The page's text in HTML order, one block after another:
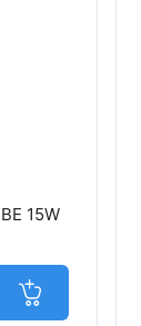
15W
Jetzt in den